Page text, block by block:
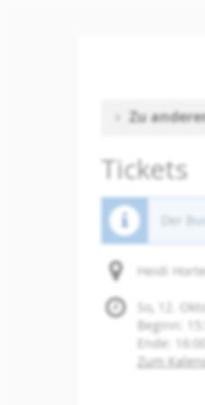
Zu
Tickets
Der
Heidi
So, 12.
Beginn:
Ende:
16:00
Zum